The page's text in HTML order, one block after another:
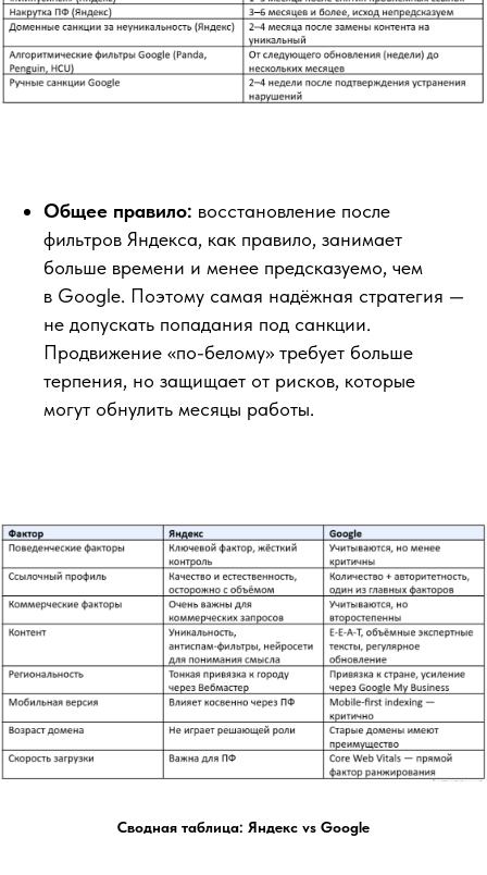
Общее правило: восстановление после
фильтров Яндекса, как правило, занимает
больше времени и менее предсказуемо, чем
в Google. Поэтому самая надёжная стратегия —
не допускать попадания под санкции.
Продвижение «по-белому» требует больше
терпения, но защищает от рисков, которые
могут обнулить месяцы работы.
Сводная таблица: Яндекс vs Google